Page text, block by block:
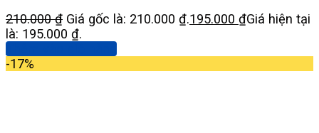
210.000₫ Giá gốc là: 210.000 ₫.195.000 ₫Giá hiện tại
là: 195.000 ₫.
-17%